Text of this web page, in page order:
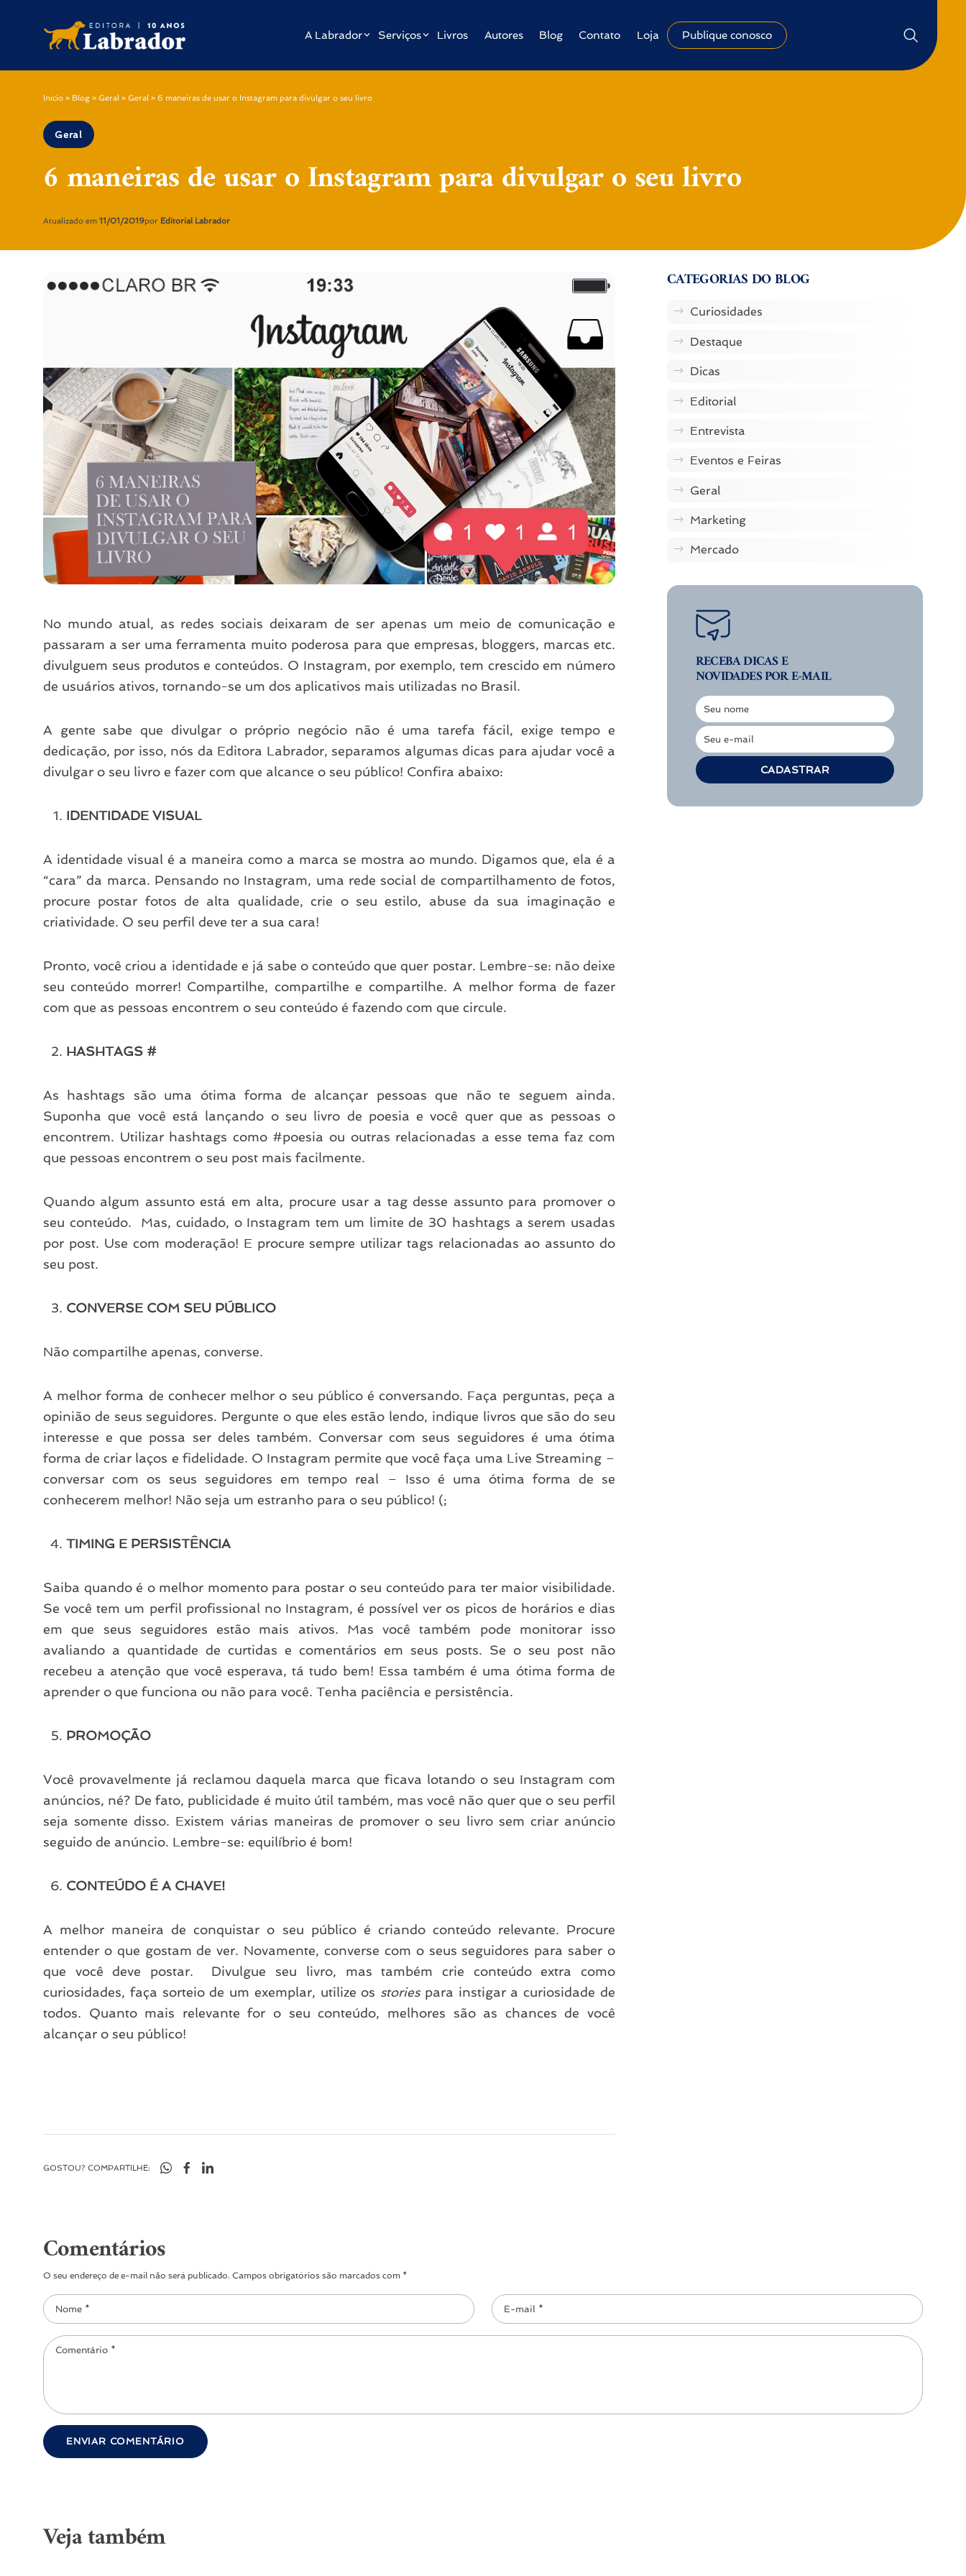
A Labrador Serviços Livros Autores Blog Contato Loja Publique conosco
Início » Blog » Geral » Geral » 6 maneiras de usar o Instagram para divulgar o seu livro
Geral
6 maneiras de usar o Instagram para divulgar o seu livro
Atualizado em 11/01/2019por Editorial Labrador
No mundo atual, as redes sociais deixaram de ser apenas um meio de comunicação e
passaram a ser uma ferramenta muito poderosa para que empresas, bloggers, marcas etc.
divulguem seus produtos e conteúdos. O Instagram, por exemplo, tem crescido em número
de usuários ativos, tornando-se um dos aplicativos mais utilizadas no Brasil.
A gente sabe que divulgar o próprio negócio não é uma tarefa fácil, exige tempo e
dedicação, por isso, nós da Editora Labrador, separamos algumas dicas para ajudar você a
divulgar o seu livro e fazer com que alcance o seu público! Confira abaixo:
IDENTIDADE VISUAL
A identidade visual é a maneira como a marca se mostra ao mundo. Digamos que, ela é a
“cara” da marca. Pensando no Instagram, uma rede social de compartilhamento de fotos,
procure postar fotos de alta qualidade, crie o seu estilo, abuse da sua imaginação e
criatividade. O seu perfil deve ter a sua cara!
Pronto, você criou a identidade e já sabe o conteúdo que quer postar. Lembre-se: não deixe
seu conteúdo morrer! Compartilhe, compartilhe e compartilhe. A melhor forma de fazer
com que as pessoas encontrem o seu conteúdo é fazendo com que circule.
HASHTAGS #
As hashtags são uma ótima forma de alcançar pessoas que não te seguem ainda.
Suponha que você está lançando o seu livro de poesia e você quer que as pessoas o
encontrem. Utilizar hashtags como #poesia ou outras relacionadas a esse tema faz com
que pessoas encontrem o seu post mais facilmente.
Quando algum assunto está em alta, procure usar a tag desse assunto para promover o
seu conteúdo. Mas, cuidado, o Instagram tem um limite de 30 hashtags a serem usadas
por post. Use com moderação! E procure sempre utilizar tags relacionadas ao assunto do
seu post.
CONVERSE COM SEU PÚBLICO
Não compartilhe apenas, converse.
A melhor forma de conhecer melhor o seu público é conversando. Faça perguntas, peça a
opinião de seus seguidores. Pergunte o que eles estão lendo, indique livros que são do seu
interesse e que possa ser deles também. Conversar com seus seguidores é uma ótima
forma de criar laços e fidelidade. O Instagram permite que você faça uma Live Streaming –
conversar com os seus seguidores em tempo real – Isso é uma ótima forma de se
conhecerem melhor! Não seja um estranho para o seu público! (;
TIMING E PERSISTÊNCIA
Saiba quando é o melhor momento para postar o seu conteúdo para ter maior visibilidade.
Se você tem um perfil profissional no Instagram, é possível ver os picos de horários e dias
em que seus seguidores estão mais ativos. Mas você também pode monitorar isso
avaliando a quantidade de curtidas e comentários em seus posts. Se o seu post não
recebeu a atenção que você esperava, tá tudo bem! Essa também é uma ótima forma de
aprender o que funciona ou não para você. Tenha paciência e persistência.
PROMOÇÃO
Você provavelmente já reclamou daquela marca que ficava lotando o seu Instagram com
anúncios, né? De fato, publicidade é muito útil também, mas você não quer que o seu perfil
seja somente disso. Existem várias maneiras de promover o seu livro sem criar anúncio
seguido de anúncio. Lembre-se: equilíbrio é bom!
CONTEÚDO É A CHAVE!
A melhor maneira de conquistar o seu público é criando conteúdo relevante. Procure
entender o que gostam de ver. Novamente, converse com o seus seguidores para saber o
que você deve postar. Divulgue seu livro, mas também crie conteúdo extra como
curiosidades, faça sorteio de um exemplar, utilize os storiespara instigar a curiosidade de
todos. Quanto mais relevante for o seu conteúdo, melhores são as chances de você
alcançar o seu público!
GOSTOU? COMPARTILHE:
CATEGORIAS DO BLOG
Curiosidades
Destaque
Dicas
Editorial
Entrevista
Eventos e Feiras
Geral
Marketing
Mercado
RECEBA DICAS E
NOVIDADES POR E-MAIL
Nome
Seu nome
E-
mail
Seu e-mail
CADASTRAR
Comentários
O seu endereço de e-mail não será publicado. Campos obrigatórios são marcados com *
Veja também